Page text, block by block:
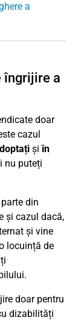
a
îngrijire a
doar
cazul
șiîn
nu puteți
din
și cazul dacă,
și vine
locuință de
doar pentru
dizabilități